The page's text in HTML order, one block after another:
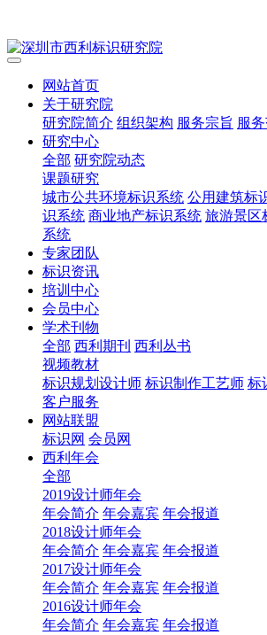
网站首页
关于研究院
研究院简介 组织架构 服务宗旨 服
研究中心
全部 研究院动态
课题研究
城市公共环境标识系统 公用建筑标
识系统 商业地产标识系统 旅游景区
系统
专家团队
标识资讯
培训中心
会员中心
学术刊物
全部 西利期刊 西利丛书
视频教材
标识规划设计师 标识制作工艺师 标
客户服务
网站联盟
标识网 会员网
西利年会
全部
2019设计师年会
年会简介 年会嘉宾 年会报道
2018设计师年会
年会简介 年会嘉宾 年会报道
2017设计师年会
年会简介 年会嘉宾 年会报道
2016设计师年会
年会简介 年会嘉宾 年会报道